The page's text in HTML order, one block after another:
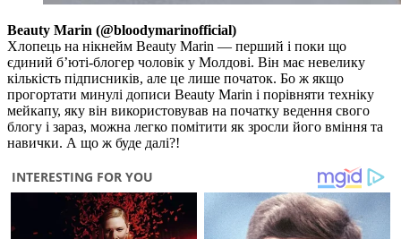
Beauty Marin (@bloodymarinofficial)
Хлопець на нікнейм Beauty Marin — перший і поки що
єдиний б’юті-блогер чоловік у Молдові. Він має невелику
кількість підписників, але це лише початок. Бо ж якщо
прогортати минулі дописи Beauty Marin і порівняти техніку
мейкапу, яку він використовував на початку ведення свого
блогу і зараз, можна легко помітити як зросли його вміння та
навички. А що ж буде далі?!